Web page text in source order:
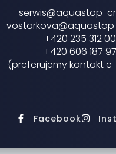
serwis@aquastop-
+420 235 312
+420 606 187
(preferujemy kontakt
Facebook